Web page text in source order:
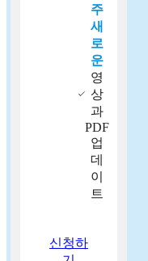
주
새
로
운
영
상
과
PDF
업
데
이
트
신청하